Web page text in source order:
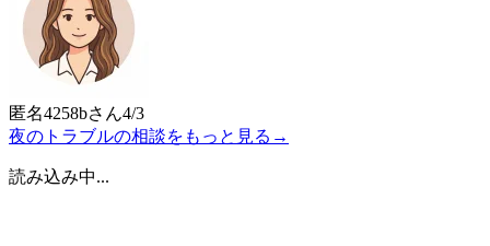
匿名4258bさん4/3
夜のトラブルの相談をもっと見る →
読み込み中...